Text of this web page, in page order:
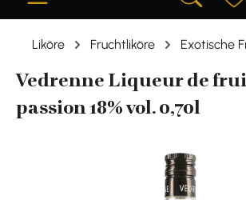
Liköre Fruchtliköre Exotische
Vedrenne Liqueur de
passion 18% vol. 0,70l